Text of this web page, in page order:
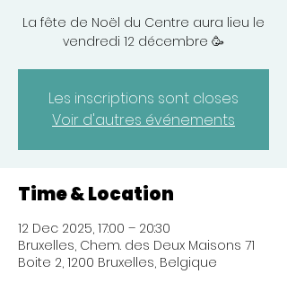
La fête de Noël du Centre aura lieu le
vendredi 12 décembre 🥳
Les inscriptions sont closes
Voir d'autres événements
Time & Location
12 Dec 2025, 17:00 – 20:30
Bruxelles, Chem. des Deux Maisons 71
Boite 2, 1200 Bruxelles, Belgique